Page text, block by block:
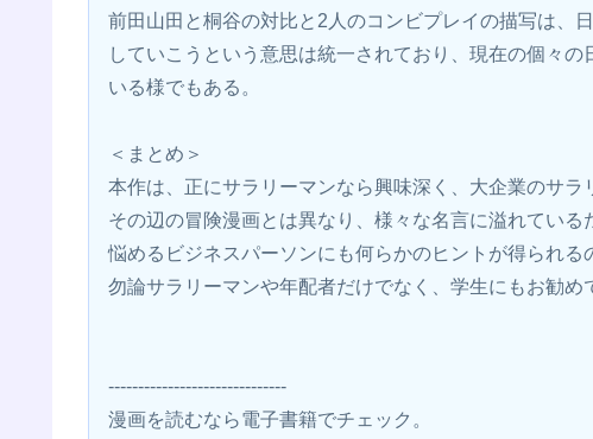
前田山田と桐谷の対比と2人のコンビプレイの描写は、
していこうという意思は統一されており、現在の個々
いる様でもある。
＜まとめ＞
本作は、正にサラリーマンなら興味深く、大企業のサラ
その辺の冒険漫画とは異なり、様々な名言に溢れている
悩めるビジネスパーソンにも何らかのヒントが得られる
勿論サラリーマンや年配者だけでなく、学生にもお勧め
------------------------------
漫画を読むなら電子書籍でチェック。